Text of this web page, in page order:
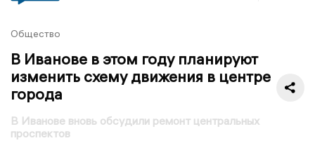
Общество
В Иванове в этом году планируют
изменить схему движения в центре
города
В Иванове вновь обсудили ремонт центральных
проспектов